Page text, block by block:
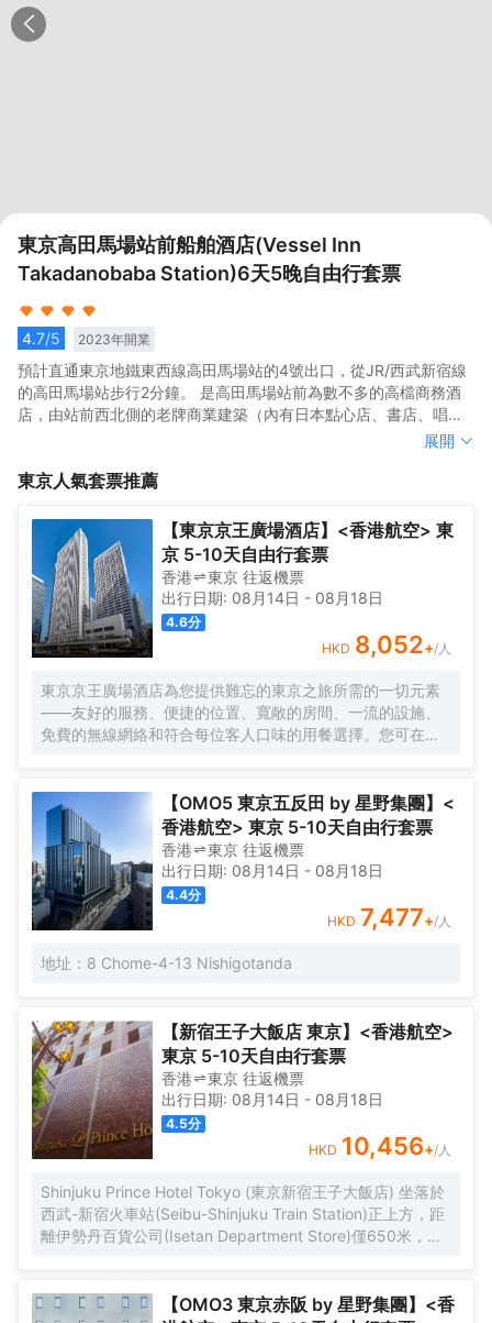
東京高田馬場站前船舶酒店(Vessel Inn
Takadanobaba Station)6天5晚自由行套票
4.7/5 2023年開業
預計直通東京地鐵東西線高田馬場站的4號出口，從JR/西武新宿線
的高田馬場站步行2分鐘。 是高田馬場站前為數不多的高檔商務酒
店，由站前西北側的老牌商業建築（內有日本點心店、書店、唱片
預計直通東京地鐵東西線高田馬場站的4號出口，從JR/西武新宿線
店，由站前西北側的老牌商業建築（內有日本點心店、書店、唱片
展開
東京人氣套票推薦
【東京京王廣場酒店】<香港航空> 東
京 5-10天自由行套票
香港 東京 往返機票
出行日期: 08月14日 - 08月18日
4.6分
HKD 8,052+/人
東京京王廣場酒店為您提供難忘的東京之旅所需的一切元素
——友好的服務、便捷的位置、寬敞的房間、一流的設施、
免費的無線網絡和符合每位客人口味的用餐選擇。您可在空
【OMO5 東京五反田 by 星野集團】<
香港航空> 東京 5-10天自由行套票
香港 東京 往返機票
出行日期: 08月14日 - 08月18日
4.4分
HKD 7,477+/人
地址：8 Chome-4-13 Nishigotanda
【新宿王子大飯店 東京】<香港航空>
東京 5-10天自由行套票
香港 東京 往返機票
出行日期: 08月14日 - 08月18日
4.5分
HKD 10,456+/人
Shinjuku Prince Hotel Tokyo (東京新宿王子大飯店) 坐落於
西武-新宿火車站(Seibu-Shinjuku Train Station)正上方，距
離伊勢丹百貨公司(Isetan Department Store)僅650米，距
地區。 酒店客房採用現代風格設計，為您提供舒適温馨的雅
【OMO3 東京赤阪 by 星野集團】<香